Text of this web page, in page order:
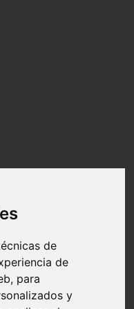
de
de
para
y